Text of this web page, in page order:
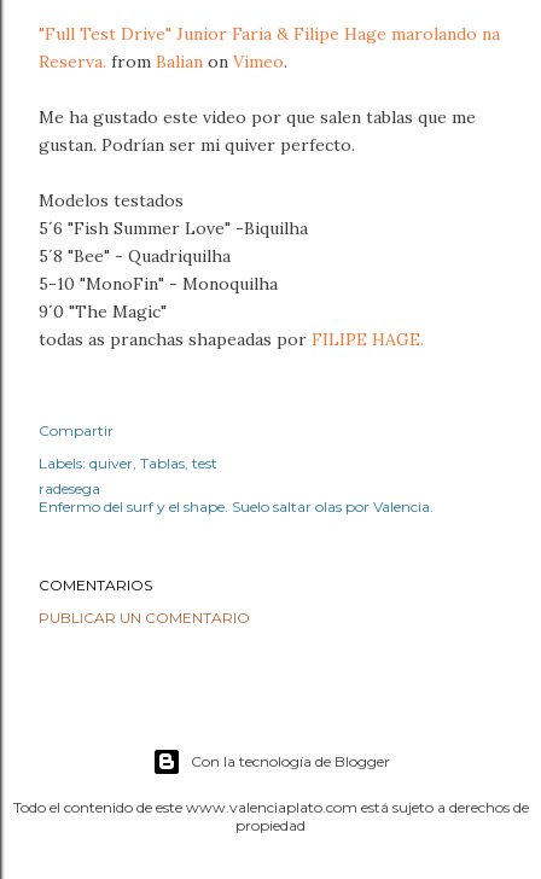
"Full Test Drive" Junior Faria & Filipe Hage marolando na
Reserva. from Balian on Vimeo.
Me ha gustado este video por que salen tablas que me
gustan. Podrían ser mi quiver perfecto.
Modelos testados
5´6 "Fish Summer Love" -Biquilha
5´8 "Bee" - Quadriquilha
5-10 "MonoFin" - Monoquilha
9´0 "The Magic"
todas as pranchas shapeadas por FILIPE HAGE.
Compartir
Labels: quiver Tablas test
radesega
Enfermo del surf y el shape. Suelo saltar olas por Valencia.
COMENTARIOS
PUBLICAR UN COMENTARIO
Con la tecnología de Blogger
Todo el contenido de este www.valenciaplato.com está sujeto a derechos de
propiedad